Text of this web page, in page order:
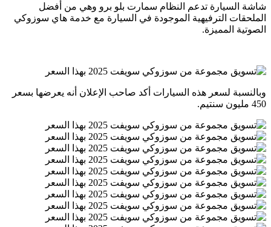
شاشة السيارة تدعم النظام سمارت بلو برو وهي من أفضل
الملحقات الترفيهية الموجودة في السيارة مع خدمة هاي سوزوكي
الصوتية المميزة.
وبالنسبة لسعر هذه السيارات أكد صاحب الإعلان أنه يعرضها بسعر
450 مليون سنتيم.